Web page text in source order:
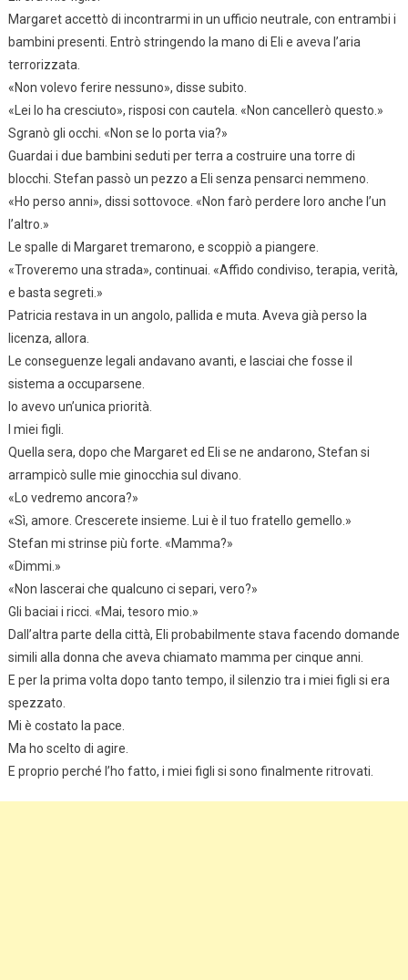
Margaret accettò di incontrarmi in un ufficio neutrale, con entrambi i
bambini presenti. Entrò stringendo la mano di Eli e aveva l’aria
terrorizzata.
«Non volevo ferire nessuno», disse subito.
«Lei lo ha cresciuto», risposi con cautela. «Non cancellerò questo.»
Sgranò gli occhi. «Non se lo porta via?»
Guardai i due bambini seduti per terra a costruire una torre di
blocchi. Stefan passò un pezzo a Eli senza pensarci nemmeno.
«Ho perso anni», dissi sottovoce. «Non farò perdere loro anche l’un
l’altro.»
Le spalle di Margaret tremarono, e scoppiò a piangere.
«Troveremo una strada», continuai. «Affido condiviso, terapia, verità,
e basta segreti.»
Patricia restava in un angolo, pallida e muta. Aveva già perso la
licenza, allora.
Le conseguenze legali andavano avanti, e lasciai che fosse il
sistema a occuparsene.
Io avevo un’unica priorità.
I miei figli.
Quella sera, dopo che Margaret ed Eli se ne andarono, Stefan si
arrampicò sulle mie ginocchia sul divano.
«Lo vedremo ancora?»
«Sì, amore. Crescerete insieme. Lui è il tuo fratello gemello.»
Stefan mi strinse più forte. «Mamma?»
«Dimmi.»
«Non lascerai che qualcuno ci separi, vero?»
Gli baciai i ricci. «Mai, tesoro mio.»
Dall’altra parte della città, Eli probabilmente stava facendo domande
simili alla donna che aveva chiamato mamma per cinque anni.
E per la prima volta dopo tanto tempo, il silenzio tra i miei figli si era
spezzato.
Mi è costato la pace.
Ma ho scelto di agire.
E proprio perché l’ho fatto, i miei figli si sono finalmente ritrovati.